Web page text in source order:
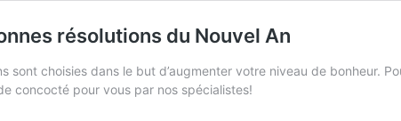
résolutions du Nouvel An
sont choisies dans le but d’augmenter votre niveau de bonheur.
concocté pour vous par nos spécialistes!